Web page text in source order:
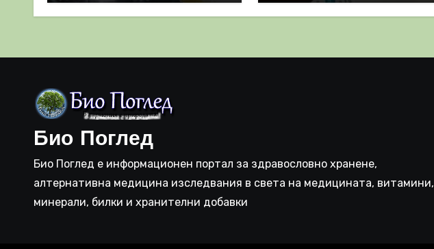
важен за имунната
като призна, че те
Био Поглед
Био Поглед е информационен портал за здравословно хранене,
алтернативна медицина изследвания в света на медицината, витамини,
минерали, билки и хранителни добавки